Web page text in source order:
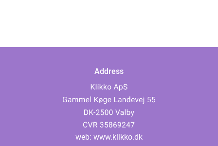
Address
web: www.klikko.dk